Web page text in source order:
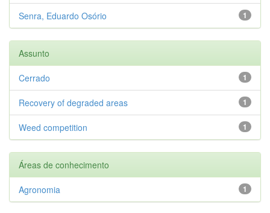
1
Senra, Eduardo Osório
Assunto
1
Cerrado
1
Recovery of degraded areas
1
Weed competition
Áreas de conhecimento
1
Agronomia